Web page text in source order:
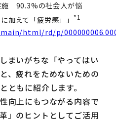
施 90.3%の社会人が悩
加えて「疲労感」」
*1
html/rd/p/
まいがちな「やってはい
、疲れをためないための
ともに紹介します。
向上にもつながる内容で
」のヒントとしてご活用